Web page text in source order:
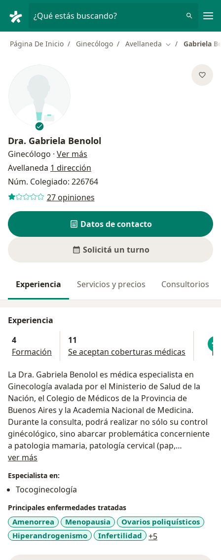
¿Qué estás buscando?
Página De Inicio Ginecólogo Avellaneda Cambiar de
Gabriela
Dra. Gabriela Benolol
Ginecólogo · Ver más
Avellaneda 1 dirección
Núm. Colegiado: 226764
27 opiniones
Datos de contacto
Solicitá un turno
Experiencia Servicios y precios Consultorios
Experiencia
4
Formación
11
Se aceptan coberturas médicas
La Dra. Gabriela Benolol es médica especialista en
Ginecología avalada por el Ministerio de Salud de la
Nación, el Colegio de Médicos de la Provincia de
Buenos Aires y la Academia Nacional de Medicina.
Durante la consulta, podrá realizar no sólo su control
ginécológico, sino abarcar problemática concerniente
a patologia mamaria, patología cervical (pap,
colposcopia, biopsia, tratamientos), alteraciones del
con calidez y profesionalismo.
ver más
Especialista en:
Tocoginecología
Principales enfermedades tratadas
Amenorrea Menopausia
Ovarios poliquísticos
Hiperandrogenismo
Infertilidad +5